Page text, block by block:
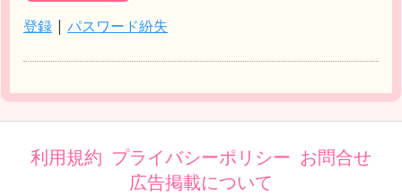
登録 | パスワード紛失
利用規約 プライバシーポリシー お問合せ
広告掲載について